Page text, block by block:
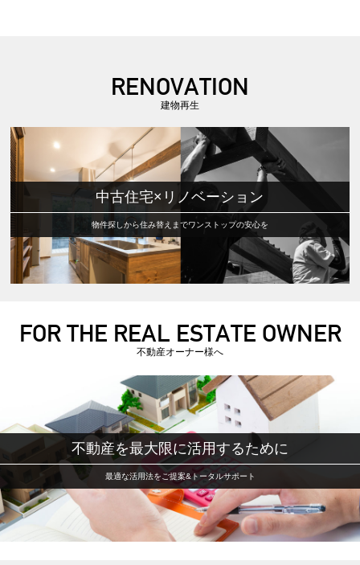
RENOVATION
建物再生
中古住宅×リノベーション
物件探しから住み替えまでワンストップの安心を
FOR THE REAL ESTATE OWNER
不動産オーナー様へ
不動産を最大限に活用するために
最適な活用法をご提案&トータルサポート